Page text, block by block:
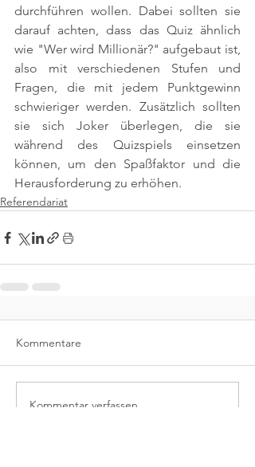
durchführen wollen. Dabei sollten sie
darauf achten, dass das Quiz ähnlich
wie "Wer wird Millionär?" aufgebaut ist,
also mit verschiedenen Stufen und
Fragen, die mit jedem Punktgewinn
schwieriger werden. Zusätzlich sollten
sie sich Joker überlegen, die sie
während des Quizspiels einsetzen
können, um den Spaßfaktor und die
Herausforderung zu erhöhen.
Referendariat
Kommentare
Kommentar verfassen...